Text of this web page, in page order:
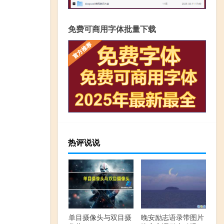
免费可商用字体批量下载
热评说说
单目摄像头与双目摄
晚安励志语录带图片